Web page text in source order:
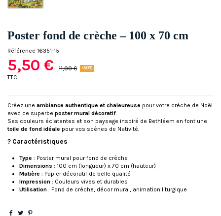
Poster fond de crèche – 100 x 70 cm
Référence 16351-15
5,50 € 11,00 € -50%
TTC
Créez une ambiance authentique et chaleureuse pour votre crèche de Noël
avec ce superbe poster mural décoratif.
Ses couleurs éclatantes et son paysage inspiré de Bethléem en font une
toile de fond idéale pour vos scènes de Nativité.
? Caractéristiques
Type : Poster mural pour fond de crèche
Dimensions : 100 cm (longueur) x 70 cm (hauteur)
Matière : Papier décoratif de belle qualité
Impression : Couleurs vives et durables
Utilisation : Fond de crèche, décor mural, animation liturgique